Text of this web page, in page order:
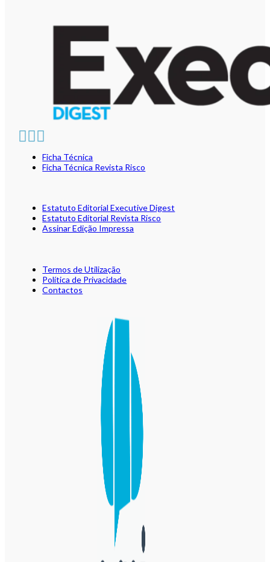
Ficha Técnica
Ficha Técnica Revista Risco
Estatuto Editorial Executive Digest
Estatuto Editorial Revista Risco
Assinar Edição Impressa
Termos de Utilização
Política de Privacidade
Contactos